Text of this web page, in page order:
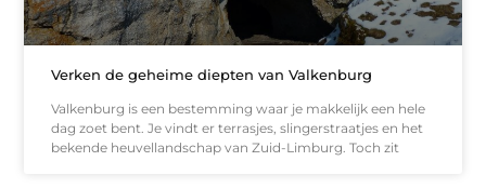
Verken de geheime diepten van Valkenburg
Valkenburg is een bestemming waar je makkelijk een hele
dag zoet bent. Je vindt er terrasjes, slingerstraatjes en het
bekende heuvellandschap van Zuid-Limburg. Toch zit